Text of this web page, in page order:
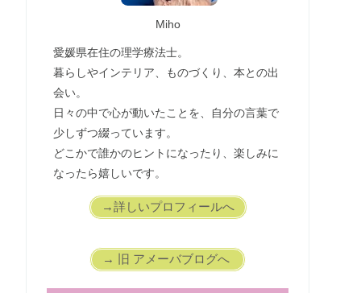
Miho
愛媛県在住の理学療法士。
暮らしやインテリア、ものづくり、本との出
会い。
日々の中で心が動いたことを、自分の言葉で
少しずつ綴っています。
どこかで誰かのヒントになったり、楽しみに
なったら嬉しいです。
→詳しいプロフィールへ
→ 旧 アメーバブログへ